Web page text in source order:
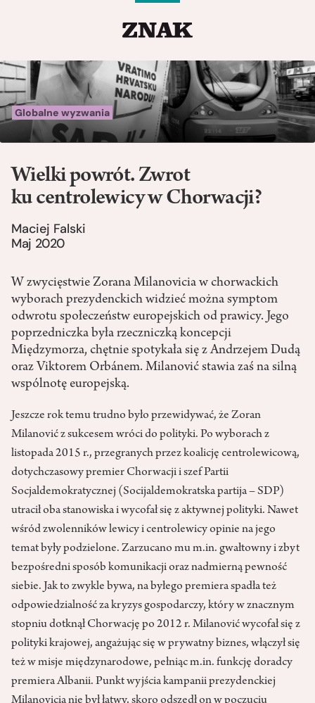
Globalne wyzwania
Wielki powrót. Zwrot
ku centrolewicy w Chorwacji?
Maciej Falski
Maj 2020
W zwycięstwie Zorana Milanovicia w chorwackich
wyborach prezydenckich widzieć można symptom
odwrotu społeczeństw europejskich od prawicy. Jego
poprzedniczka była rzeczniczką koncepcji
Międzymorza, chętnie spotykała się z Andrzejem Dudą
oraz Viktorem Orbánem. Milanović stawia zaś na silną
wspólnotę europejską.
Jeszcze rok temu trudno było przewidywać, że Zoran
Milanović z sukcesem wróci do polityki. Po wyborach z
listopada 2015 r., przegranych przez koalicję centrolewicową,
dotychczasowy premier Chorwacji i szef Partii
Socjaldemokratycznej (Socijaldemokratska partija – SDP)
utracił oba stanowiska i wycofał się z aktywnej polityki. Nawet
wśród zwolenników lewicy i centrolewicy opinie na jego
temat były podzielone. Zarzucano mu m.in. gwałtowny i zbyt
bezpośredni sposób komunikacji oraz nadmierną pewność
siebie. Jak to zwykle bywa, na byłego premiera spadła też
odpowiedzialność za kryzys gospodarczy, który w znacznym
stopniu dotknął Chorwację po 2012 r. Milanović wycofał się z
polityki krajowej, angażując się w prywatny biznes, włączył się
też w misje międzynarodowe, pełniąc m.in. funkcję doradcy
premiera Albanii. Punkt wyjścia kampanii prezydenckiej